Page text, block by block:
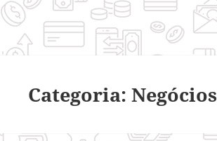
Categoria:Negócios